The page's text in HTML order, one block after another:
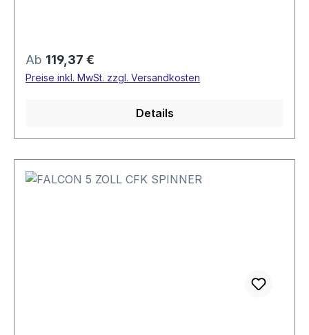
Regulärer Preis:
Ab 119,37 €
Preise inkl. MwSt. zzgl. Versandkosten
Details